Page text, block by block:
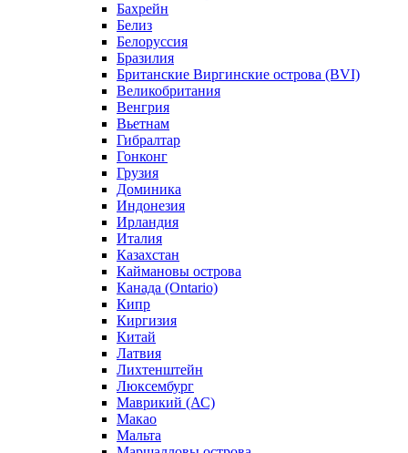
Бахрейн
Белиз
Белоруссия
Бразилия
Британские Виргинские острова (BVI)
Великобритания
Венгрия
Вьетнам
Гибралтар
Гонконг
Грузия
Доминика
Индонезия
Ирландия
Италия
Казахстан
Каймановы острова
Канада (Ontario)
Кипр
Киргизия
Китай
Латвия
Лихтенштейн
Люксембург
Маврикий (АС)
Макао
Мальта